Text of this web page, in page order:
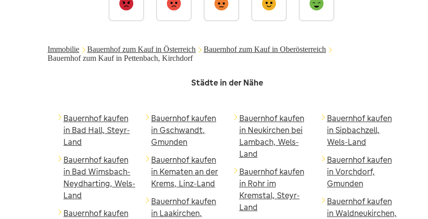
Immobilie Bauernhof zum Kauf in Österreich
Bauernhof zum Kauf in Oberösterreich
Bauernhof zum Kauf in Pettenbach, Kirchdorf
Städte in der Nähe
Bauernhof kaufen
in Bad Hall, Steyr-
Land
Bauernhof kaufen
in Bad Wimsbach-
Neydharting, Wels-
Land
Bauernhof kaufen
Bauernhof kaufen
in Gschwandt,
Gmunden
Bauernhof kaufen
in Kematen an der
Krems, Linz-Land
Bauernhof kaufen
in Laakirchen,
Bauernhof kaufen
in Neukirchen bei
Lambach, Wels-
Land
Bauernhof kaufen
in Rohr im
Kremstal, Steyr-
Land
Bauernhof kaufen
in Sipbachzell,
Wels-Land
Bauernhof kaufen
in Vorchdorf,
Gmunden
Bauernhof kaufen
in Waldneukirchen,